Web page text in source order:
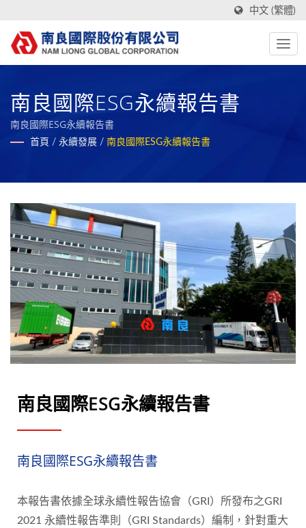
中文 (繁體)
南良國際ESG永續報告書
南良國際ESG永續報告書
首頁 / 永續發展 / 南良國際ESG永續報告書
南良國際ESG永續報告書
南良國際ESG永續報告書
本報告書依據全球永續性報告協會（GRI）所發布之GRI
2021 永續性報告準則（GRI Standards）編制，針對重大